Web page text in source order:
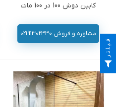
کابین دوش 100 در 100 مات
مشاوره و فروش:02191302330
فیلتر